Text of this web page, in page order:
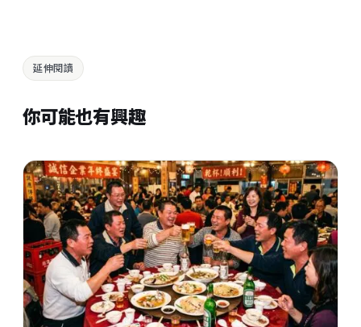
延伸閱讀
你可能也有興趣